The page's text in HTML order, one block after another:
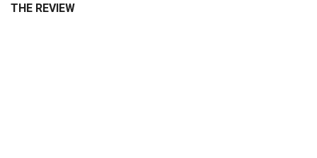
THE REVIEW